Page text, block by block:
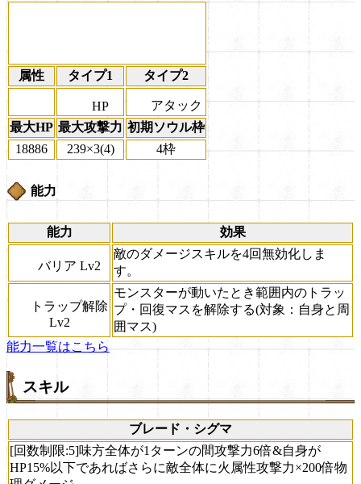
属性 タイプ1 タイプ2
HP
アタック
最大HP 最大攻撃力 初期ソウル枠
18886
239×3(4) 4枠
能力
能力 効果
バリア Lv2
敵のダメージスキルを4回無効化しま
す。
トラップ解除
Lv2
モンスターが動いたとき範囲内のトラッ
プ・回復マスを解除する(対象：自身と周
囲マス)
能力一覧はこちら
スキル
ブレード・シグマ
[回数制限:5]味方全体が1ターンの間攻撃力6倍&自身が
HP15%以下であればさらに敵全体に火属性攻撃力×200倍物